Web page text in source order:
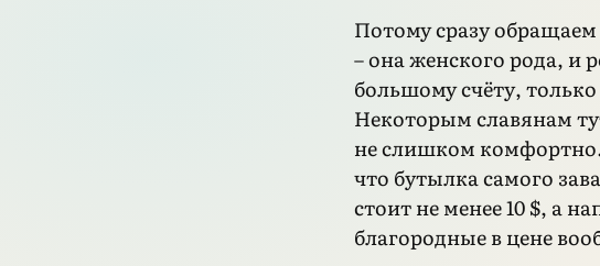
Потому сразу
– она женского рода, и
большому счёту,
Некоторым славянам
не слишком
что бутылка самого
стоит не менее 10 $, а
благородные в цене